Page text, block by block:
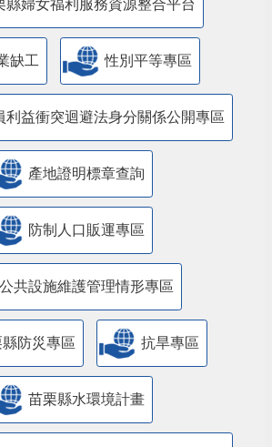
縣婦女福利服務資源整合平台
缺工 性別平等專區
利益衝突迴避法身分關係公開專區
產地證明標章查詢
防制人口販運專區
​公共設施維護管理情形專區
防災專區 抗旱專區
苗栗縣水環境計畫